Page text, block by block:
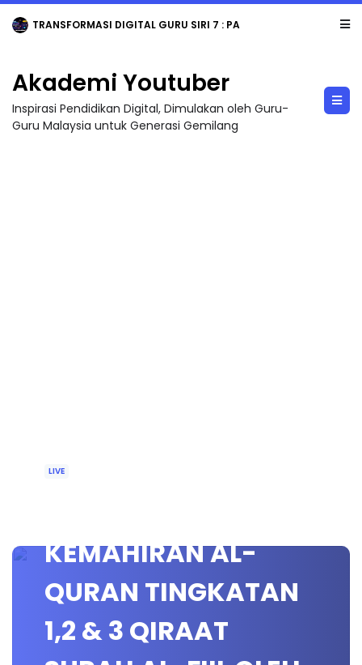
TRANSFORMASI DIGITAL GURU SIRI 7 : PAHLAWAN DIGITAL PENYELAMAT DUNIA
Akademi Youtuber
Inspirasi Pendidikan Digital, Dimulakan oleh Guru-
Guru Malaysia untuk Generasi Gemilang
LIVE
KEMAHIRAN AL-
QURAN TINGKATAN
1,2 & 3 QIRAAT